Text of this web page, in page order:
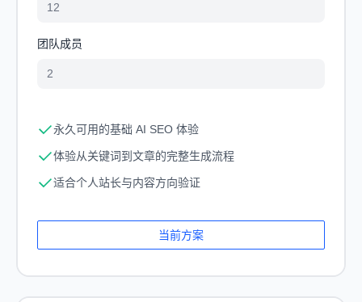
12
团队成员
2
永久可用的基础 AI SEO 体验
体验从关键词到文章的完整生成流程
适合个人站长与内容方向验证
当前方案